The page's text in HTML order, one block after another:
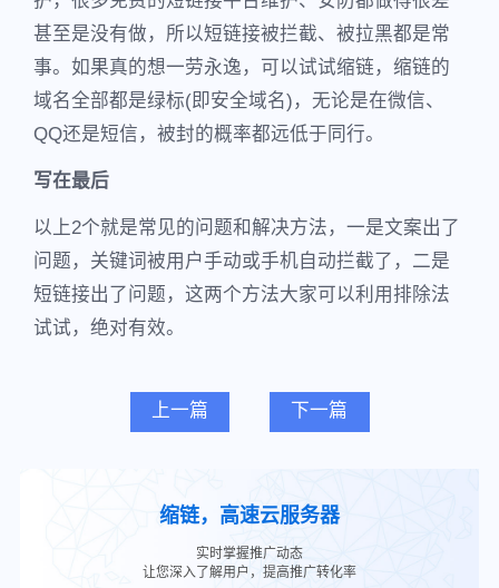
甚至是没有做，所以短链接被拦截、被拉黑都是常
事。如果真的想一劳永逸，可以试试缩链，缩链的
域名全部都是绿标(即安全域名)，无论是在微信、
QQ还是短信，被封的概率都远低于同行。
写在最后
以上2个就是常见的问题和解决方法，一是文案出了
问题，关键词被用户手动或手机自动拦截了，二是
短链接出了问题，这两个方法大家可以利用排除法
试试，绝对有效。
上一篇 下一篇
缩链，高速云服务器
实时掌握推广动态
让您深入了解用户，提高推广转化率